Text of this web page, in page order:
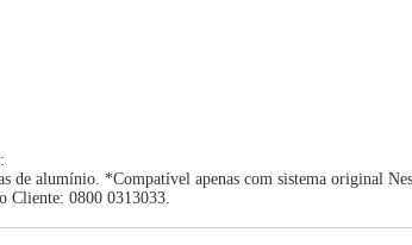
de alumínio. *Compatível apenas com sistema original
Cliente: 0800 0313033.